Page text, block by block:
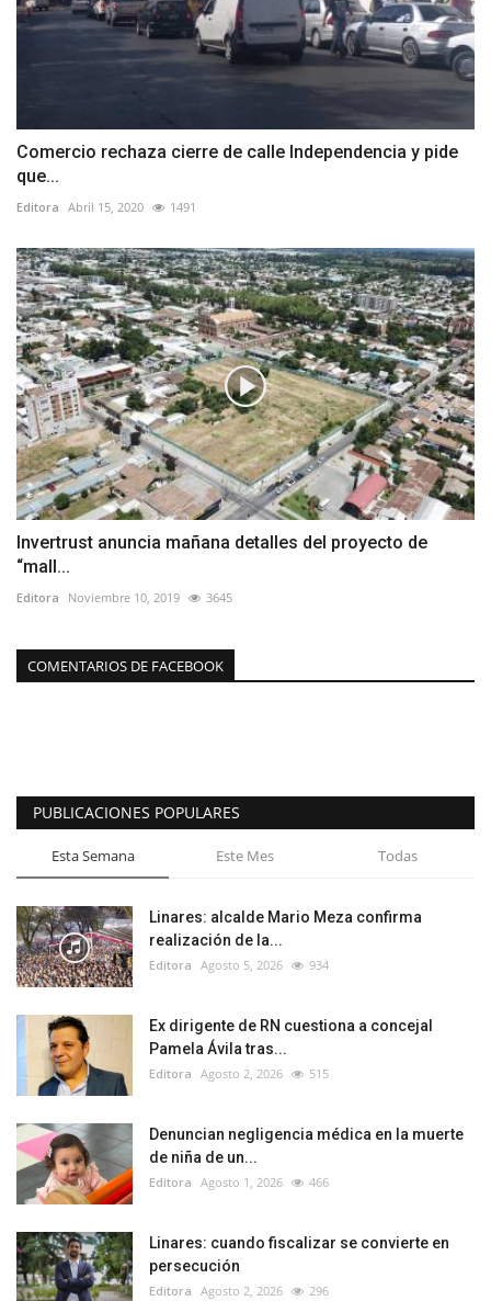
Comercio rechaza cierre de calle Independencia y pide
que...
Editora Abril 15, 2020 1491
Invertrust anuncia mañana detalles del proyecto de
“mall...
Editora Noviembre 10, 2019 3645
COMENTARIOS DE FACEBOOK
PUBLICACIONES POPULARES
Esta Semana Este Mes Todas
Linares: alcalde Mario Meza confirma
realización de la...
Editora Agosto 5, 2026 934
Ex dirigente de RN cuestiona a concejal
Pamela Ávila tras...
Editora Agosto 2, 2026 515
Denuncian negligencia médica en la muerte
de niña de un...
Editora Agosto 1, 2026 466
Linares: cuando fiscalizar se convierte en
persecución
Editora Agosto 2, 2026 296